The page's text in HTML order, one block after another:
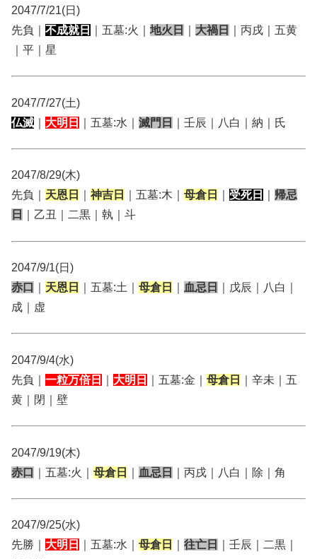
2047/7/21(日)
先負｜ 不成就日 ｜五墓:火｜ 地火日 大禍日
｜丙戌｜五黄
｜平｜星
2047/7/27(土)
仏滅
大明日 ｜五墓:水｜ 滅門日 ｜壬辰｜八白｜納｜氏
2047/8/29(木)
先負｜ 天恩日 神吉日 ｜五墓:木｜ 母倉日 受死日
帰忌
日
｜乙丑｜二黒｜執｜斗
2047/9/1(日)
赤口
天恩日 ｜五墓:土｜ 母倉日 血忌日
｜戊辰｜八白｜
成｜虚
2047/9/4(水)
先負｜ 一粒万倍日 大明日 ｜五墓:金｜ 母倉日
｜辛未｜五
黄｜閉｜壁
2047/9/19(木)
赤口
｜五墓:火｜ 母倉日 血忌日 ｜丙戌｜八白｜除｜角
2047/9/25(水)
先勝｜ 大明日 ｜五墓:水｜ 母倉日 往亡日
｜壬辰｜二黒｜